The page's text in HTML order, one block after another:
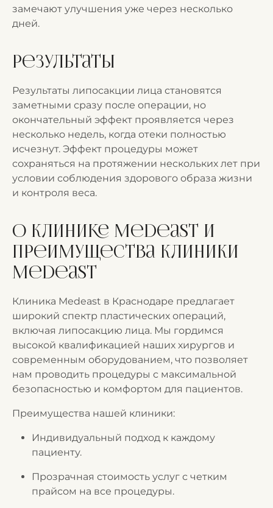
замечают улучшения уже через несколько
дней.
Результаты
Результаты липосакции лица становятся
заметными сразу после операции, но
окончательный эффект проявляется через
несколько недель, когда отеки полностью
исчезнут. Эффект процедуры может
сохраняться на протяжении нескольких лет при
условии соблюдения здорового образа жизни
и контроля веса.
О клинике Medeast и
преимущества клиники
Medeast
Клиника Medeast в Краснодаре предлагает
широкий спектр пластических операций,
включая липосакцию лица. Мы гордимся
высокой квалификацией наших хирургов и
современным оборудованием, что позволяет
нам проводить процедуры с максимальной
безопасностью и комфортом для пациентов.
Преимущества нашей клиники:
Индивидуальный подход к каждому
пациенту.
Прозрачная стоимость услуг с четким
прайсом на все процедуры.